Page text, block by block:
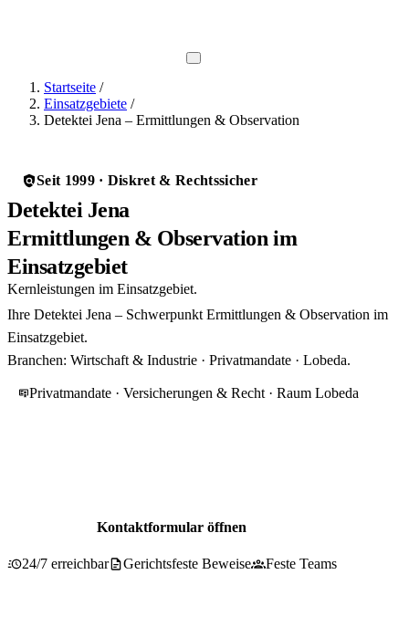
Startseite /
Einsatzgebiete /
Detektei Jena – Ermittlungen & Observation
Seit 1999 · Diskret & Rechtssicher
Detektei Jena
Ermittlungen & Observation im
Einsatzgebiet
Kernleistungen im Einsatzgebiet.
Ihre Detektei Jena – Schwerpunkt Ermittlungen & Observation im
Einsatzgebiet.
Branchen: Wirtschaft & Industrie · Privatmandate · Lobeda.
Privatmandate · Versicherungen & Recht · Raum Lobeda
Kontaktformular öffnen
24/7 erreichbar Gerichtsfeste Beweise Feste Teams